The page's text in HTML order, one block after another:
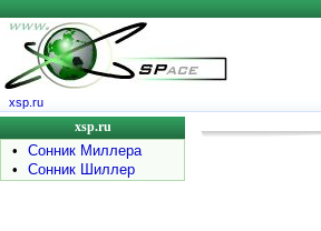
xsp.ru
xsp.ru
•
Сонник Миллера
•
Сонник Шиллер